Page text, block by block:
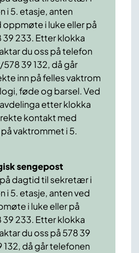
i 5. etasje, anten
i luke eller på
233. Etter klokka
du oss på telefon
39 132, då går
inn på felles vaktrom
føde og barsel. Ved
etter klokka
kontakt med
vaktrommet i 5.
sengepost
dagtid til sekretær i
i 5. etasje, anten ved
i luke eller på
233. Etter klokka
du oss på 578 39
132, då går telefonen